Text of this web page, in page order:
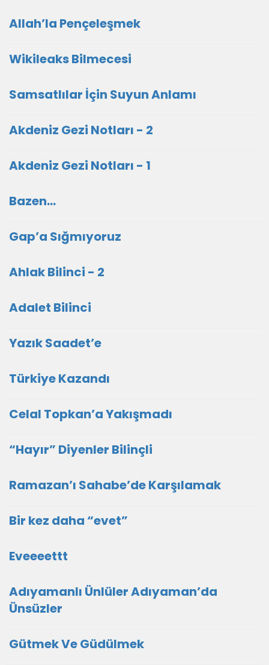
Allah’la Pençeleşmek
Wikileaks Bilmecesi
Samsatlılar İçin Suyun Anlamı
Akdeniz Gezi Notları - 2
Akdeniz Gezi Notları - 1
Bazen...
Gap’a Sığmıyoruz
Ahlak Bilinci - 2
Adalet Bilinci
Yazık Saadet’e
Türkiye Kazandı
Celal Topkan’a Yakışmadı
“Hayır” Diyenler Bilinçli
Ramazan’ı Sahabe’de Karşılamak
Bir kez daha “evet”
Eveeeettt
Adıyamanlı Ünlüler Adıyaman’da
Ünsüzler
Gütmek Ve Güdülmek